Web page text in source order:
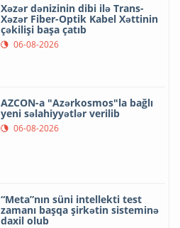
Xəzər dənizinin dibi ilə Trans-
Xəzər Fiber-Optik Kabel Xəttinin
çəkilişi başa çatıb
06-08-2026
AZCON-a "Azərkosmos"la bağlı
yeni səlahiyyətlər verilib
06-08-2026
“Meta”nın süni intellekti test
zamanı başqa şirkətin sisteminə
daxil olub